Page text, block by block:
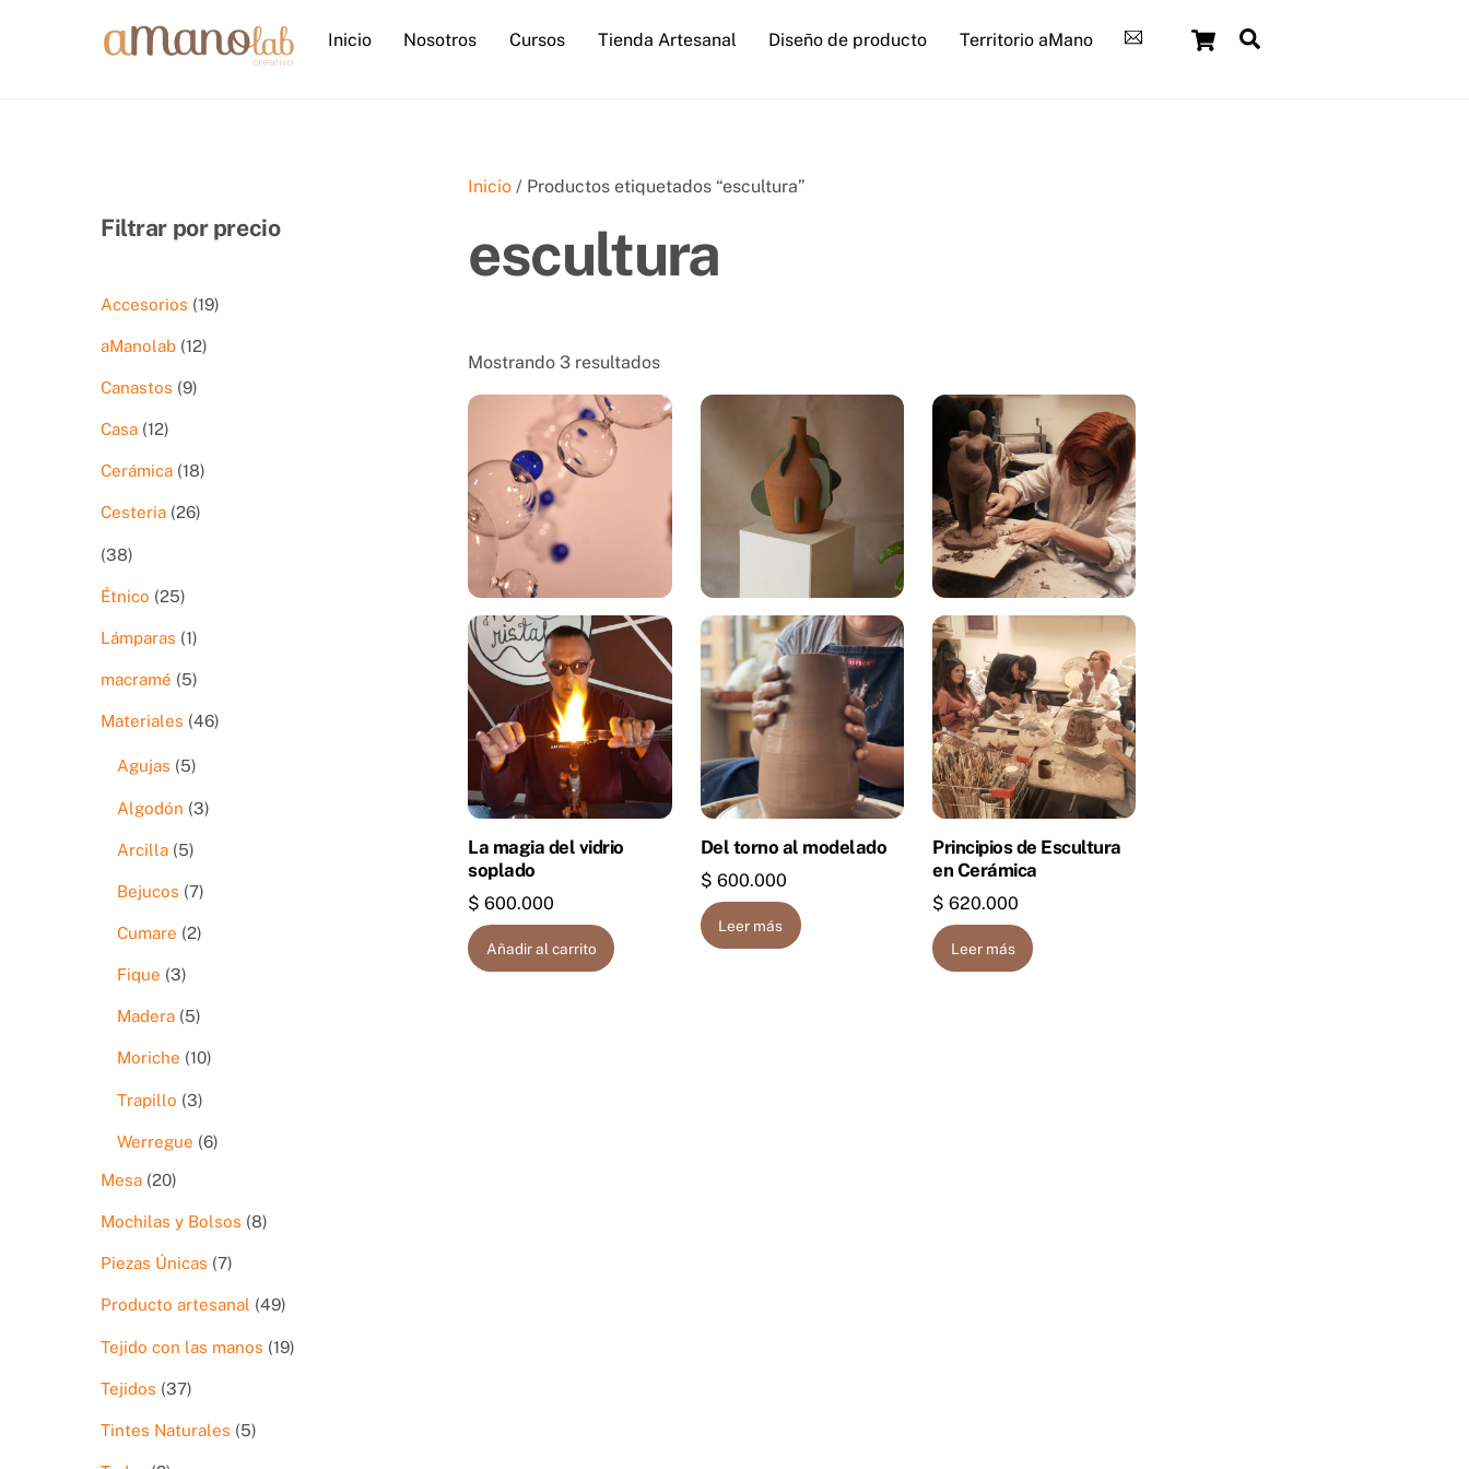
Cart
Inicio Nosotros Cursos Tienda Artesanal Diseño de producto Territorio aMano
Inicio / Productos etiquetados “escultura”
escultura
Mostrando 3 resultadosSorted
by
latest
La magia del vidrio
soplado
$ 600.000
Añadir al carrito
Del torno al modelado
$ 600.000
Leer más
Principios de Escultura
en Cerámica
$ 620.000
Leer más
Filtrar por precio
Accesorios 1919
aManolab 1212
Canastos 99
Casa 1212
Cerámica 1818
Cesteria 2626
3838
Étnico 2525
Lámparas 11
macramé 55
Materiales 4646
Agujas
55
Algodón 33
Arcilla 55
Bejucos 77
Cumare 22
Fique 33
Madera 55
Moriche 1010
Trapillo 33
Werregue 66
Mesa 2020
Mochilas y Bolsos 88
Piezas Únicas 77
Producto artesanal 4949
Tejido con las manos 1919
Tejidos 3737
Tintes Naturales 55